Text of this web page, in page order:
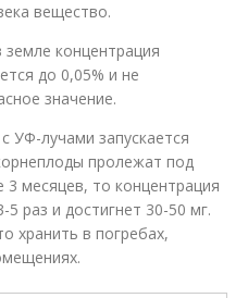
вещество.
концентрация
до 0,05% и не
значение.
УФ-лучами запускается
пролежат под
месяцев, то концентрация
5 раз и достигнет 30-50 мг.
хранить в погребах,